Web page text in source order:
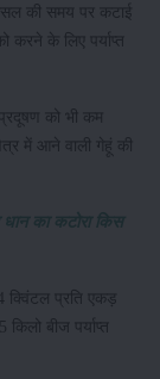
की समय पर कटाई
करने के लिए पर्याप्त
को भी कम
में आने वाली गेहूं की
का कटोरा किस
क्विंटल प्रति एकड़
बीज पर्याप्त